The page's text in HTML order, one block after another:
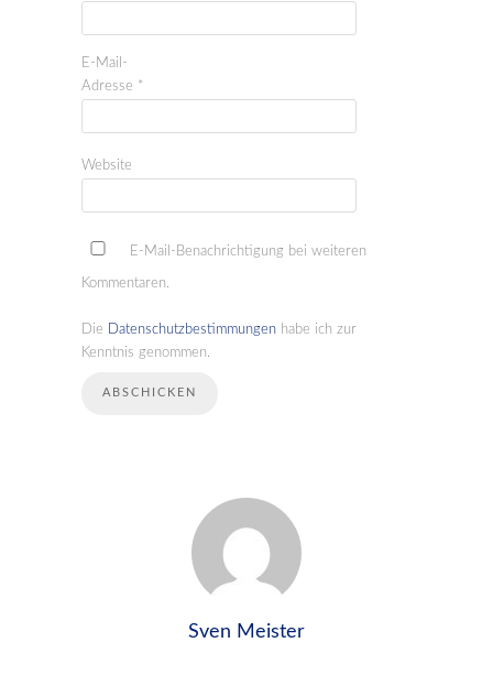
E-Mail-
Adresse *
Website
E-Mail-Benachrichtigung bei weiteren
Kommentaren.
Die Datenschutzbestimmungen habe ich zur
Kenntnis genommen.
Sven Meister